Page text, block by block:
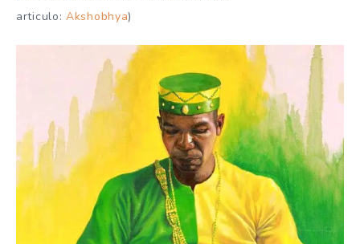
articulo:Akshobhya)